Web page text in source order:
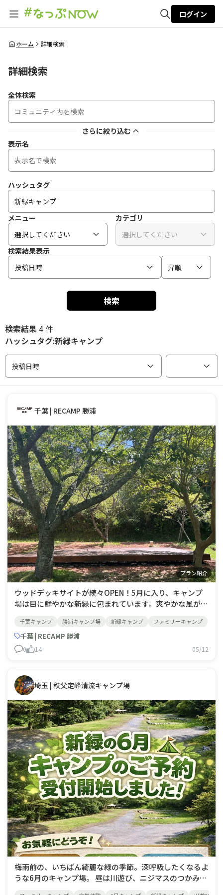
全体検索
ログイン
ホーム 詳細検索
詳細検索
全体検索
さらに絞り込む
表示名
ハッシュタグ
メニュー
カテゴリ
選択してください
選択してください
検索結果表示
投稿日時
昇順
検索
検索結果4 件
ハッシュタグ:新緑キャンプ
投稿日時
千葉 | RECAMP 勝浦
プラン紹介
ウッドデッキサイトが続々OPEN！​5月に入り、キャンプ
場は目に鮮やかな新緑に包まれています。爽やかな風が吹
ャンプのベストシーズンです！今回は新設している電源付
きデッキサイトのご紹介です♪1. 木漏れ日の中で味わ
う、デッキサイトで至福のファミリーキ
千葉キャンプ 勝浦キャンプ場 新緑キャンプ ファミリーキャンプ
千葉 | RECAMP 勝浦
0 14 05/12
埼玉 | 秩父定峰清流キャンプ場
梅雨前の、いちばん綺麗な緑の季節。深呼吸したくなるよ
うな6月のキャンプ場。 昼は川遊び、ニジマスのつかみ取